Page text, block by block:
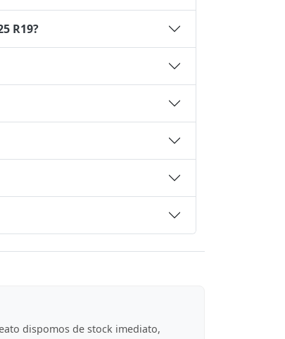
R19?
dispomos de stock imediato,